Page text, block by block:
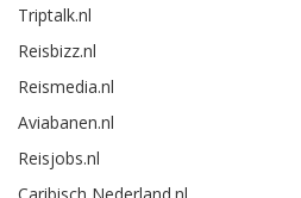
Triptalk.nl
Reisbizz.nl
Reismedia.nl
Aviabanen.nl
Reisjobs.nl